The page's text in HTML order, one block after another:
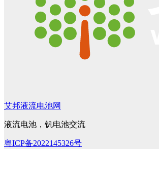
艾邦液流电池网
液流电池，钒电池交流
粤ICP备2022145326号